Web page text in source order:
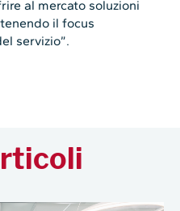
al mercato soluzioni
il focus
servizio”.